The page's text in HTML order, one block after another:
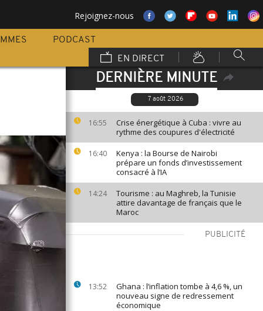
Rejoignez-nous
PODCAST
EN DIRECT
DERNIÈRE MINUTE
7 août 2026
16:55
Crise énergétique à Cuba : vivre au
rythme des coupures d'électricité
16:40
Kenya : la Bourse de Nairobi
prépare un fonds d’investissement
consacré à l’IA
14:24
Tourisme : au Maghreb, la Tunisie
attire davantage de français que le
Maroc
PUBLICITÉ
13:52
Ghana : l’inflation tombe à 4,6 %, un
nouveau signe de redressement
économique